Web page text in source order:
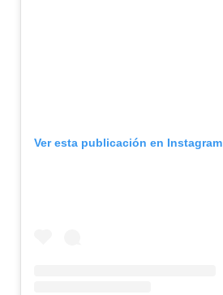
Ver esta publicación en Instagram